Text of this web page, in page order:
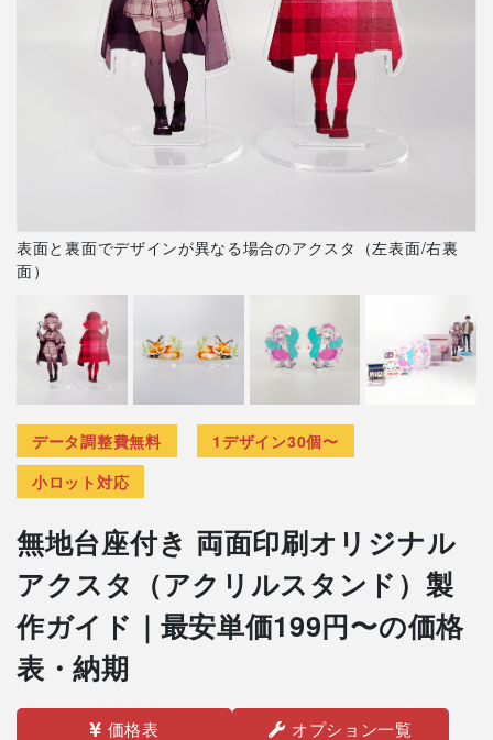
データ調整費無料
1デザイン30個〜
小ロット対応
無地台座付き 両面印刷オリジナル
アクスタ（アクリルスタンド）製
作ガイド｜最安単価199円〜の価格
表・納期
価格表 オプション一覧
表面と裏面でデザインが異なる場合のアクスタ（左表面/右裏
面）